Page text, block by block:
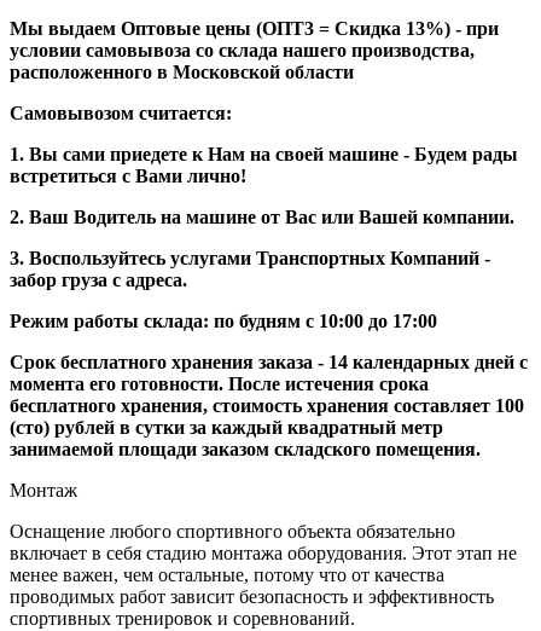
Мы выдаем Оптовые цены (ОПТ3 = Скидка 13%) - при
условии самовывоза со склада нашего производства,
расположенного в Московской области
Самовывозом считается:
1. Вы сами приедете к Нам на своей машине - Будем рады
встретиться с Вами лично!
2. Ваш Водитель на машине от Вас или Вашей компании.
3. Воспользуйтесь услугами Транспортных Компаний -
забор груза с адреса.
Режим работы склада: по будням с 10:00 до 17:00
Срок бесплатного хранения заказа - 14 календарных дней с
момента его готовности. После истечения срока
бесплатного хранения, стоимость хранения составляет 100
(сто) рублей в сутки за каждый квадратный метр
занимаемой площади заказом складского помещения.
Монтаж
Оснащение любого спортивного объекта обязательно
включает в себя стадию монтажа оборудования. Этот этап не
менее важен, чем остальные, потому что от качества
проводимых работ зависит безопасность и эффективность
спортивных тренировок и соревнований.